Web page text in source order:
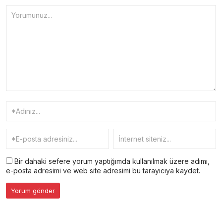
Bir dahaki sefere yorum yaptığımda kullanılmak üzere adımı,
e-posta adresimi ve web site adresimi bu tarayıcıya kaydet.